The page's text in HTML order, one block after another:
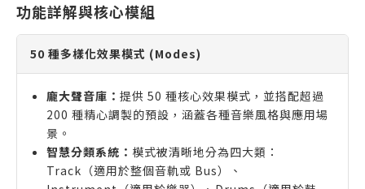
功能詳解與核心模組
50 種多樣化效果模式 (Modes)
龐大聲音庫： 提供 50 種核心效果模式，並搭配超過
200 種精心調製的預設，涵蓋各種音樂風格與應用場
景。
智慧分類系統： 模式被清晰地分為四大類：
Track（適用於整個音軌或 Bus）、